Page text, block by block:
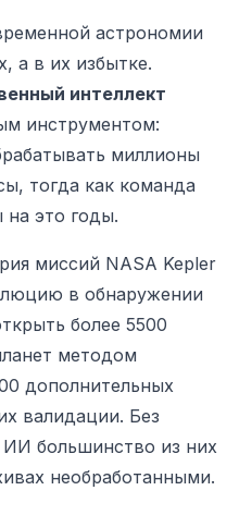
астрономии
а в их избытке.
интеллект
инструментом:
миллионы
тогда как команда
на это годы.
миссий NASA Kepler
в обнаружении
более 5500
методом
дополнительных
валидации. Без
ИИ большинство из них
необработанными.